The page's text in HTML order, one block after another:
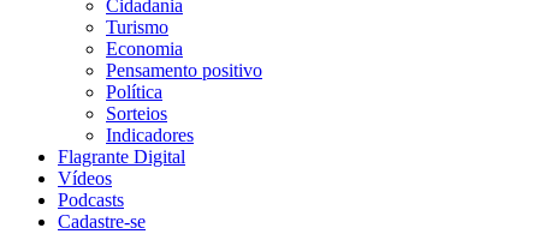
Cidadania
Turismo
Economia
Pensamento positivo
Política
Sorteios
Indicadores
Flagrante Digital
Vídeos
Podcasts
Cadastre-se